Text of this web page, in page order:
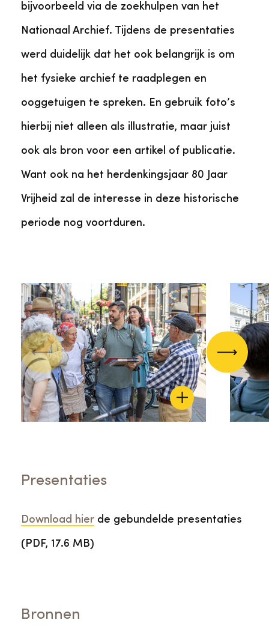
bijvoorbeeld via de zoekhulpen van het
Nationaal Archief. Tijdens de presentaties
werd duidelijk dat het ook belangrijk is om
het fysieke archief te raadplegen en
ooggetuigen te spreken. En gebruik foto’s
hierbij niet alleen als illustratie, maar juist
ook als bron voor een artikel of publicatie.
Want ook na het herdenkingsjaar 80 Jaar
Vrijheid zal de interesse in deze historische
periode nog voortduren.
Vorige
Presentaties
Download hier de gebundelde presentaties
(PDF, 17.6 MB)
Bronnen